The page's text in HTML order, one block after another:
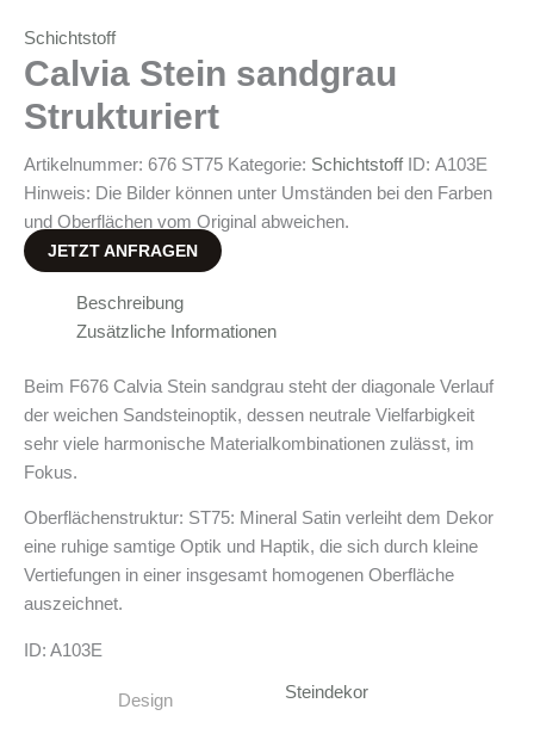
Schichtstoff
Calvia Stein sandgrau
Strukturiert
Artikelnummer: 676 ST75 Kategorie: Schichtstoff ID: A103E
Hinweis: Die Bilder können unter Umständen bei den Farben
und Oberflächen vom Original abweichen.
JETZT ANFRAGEN
Beschreibung
Zusätzliche Informationen
Beim F676 Calvia Stein sandgrau steht der diagonale Verlauf
der weichen Sandsteinoptik, dessen neutrale Vielfarbigkeit
sehr viele harmonische Materialkombinationen zulässt, im
Fokus.
Oberflächenstruktur: ST75: Mineral Satin verleiht dem Dekor
eine ruhige samtige Optik und Haptik, die sich durch kleine
Vertiefungen in einer insgesamt homogenen Oberfläche
auszeichnet.
ID: A103E
Design Steindekor